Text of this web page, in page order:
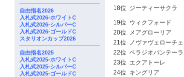
自由指名2026
入札式2026-ホワイトC
入札式2026-シルバーC
入札式2026-ゴールドC
スタリオンカップ2026
自由指名2025
入札式2025-ホワイトC
入札式2025-シルバーC
入札式2025-ゴールドC
18位 ジーティーサクラ
19位 ウィクフォード
20位 メアグローリア
21位 ノヴァヴェローチェ
22位 ベラジオパンテーラ
23位 エクアトーレ
24位 キングリア